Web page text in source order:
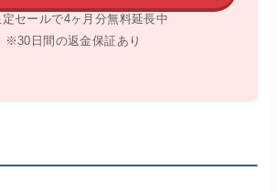
セールで4ヶ月分無料延長中
※30日間の返金保証あり